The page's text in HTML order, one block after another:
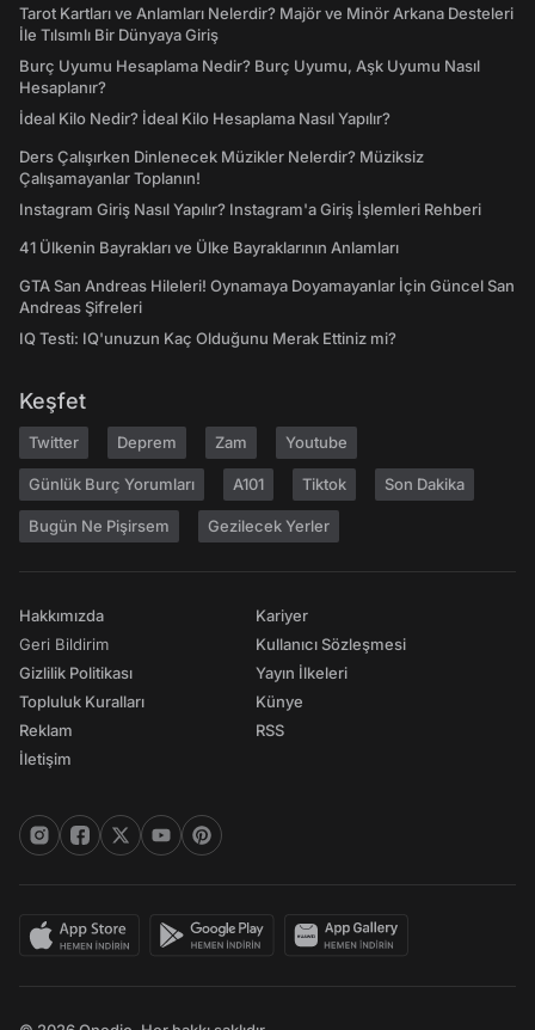
Tarot Kartları ve Anlamları Nelerdir? Majör ve Minör Arkana Desteleri
İle Tılsımlı Bir Dünyaya Giriş
Burç Uyumu Hesaplama Nedir? Burç Uyumu, Aşk Uyumu Nasıl
Hesaplanır?
İdeal Kilo Nedir? İdeal Kilo Hesaplama Nasıl Yapılır?
Ders Çalışırken Dinlenecek Müzikler Nelerdir? Müziksiz
Çalışamayanlar Toplanın!
Instagram Giriş Nasıl Yapılır? Instagram'a Giriş İşlemleri Rehberi
41 Ülkenin Bayrakları ve Ülke Bayraklarının Anlamları
GTA San Andreas Hileleri! Oynamaya Doyamayanlar İçin Güncel San
Andreas Şifreleri
IQ Testi: IQ'unuzun Kaç Olduğunu Merak Ettiniz mi?
Keşfet
Twitter Deprem Zam Youtube
Günlük Burç Yorumları A101 Tiktok Son Dakika
Bugün Ne Pişirsem Gezilecek Yerler
Hakkımızda
Geri Bildirim
Gizlilik Politikası
Topluluk Kuralları
Reklam
İletişim
Kariyer
Kullanıcı Sözleşmesi
Yayın İlkeleri
Künye
RSS